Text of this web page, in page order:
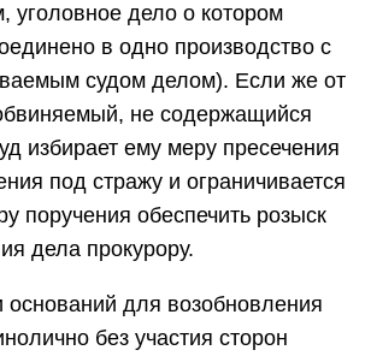
уголовное дело о котором
в одно производство с
судом делом). Если же от
не содержащийся
избирает ему меру пресечения
под стражу и ограничивается
поручения обеспечить розыск
дела прокурору.
для возобновления
без участия сторон